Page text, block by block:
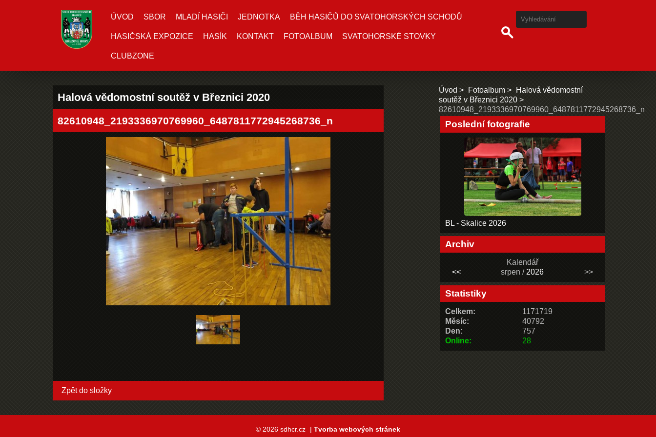
ÚVOD SBOR MLADÍ HASIČI JEDNOTKA BĚH HASIČŮ DO SVATOHORSKÝCH SCHODŮ
HASIČSKÁ EXPOZICE HASÍK KONTAKT FOTOALBUM SVATOHORSKÉ STOVKY
CLUBZONE
Halová vědomostní soutěž v Březnici 2020
82610948_2193336970769960_6487811772945268736_n
Zpět do složky
Úvod Fotoalbum
Halová vědomostní
soutěž v Březnici 2020
82610948_2193336970769960_6487811772945268736_n
Poslední fotografie
BL - Skalice 2026
Archiv
Kalendář
<<
srpen / 2026 >>
Statistiky
Online: 28
Celkem:
1171719
Měsíc:
40792
Den:
757
© 2026 sdhcr.cz | Tvorba webových stránek